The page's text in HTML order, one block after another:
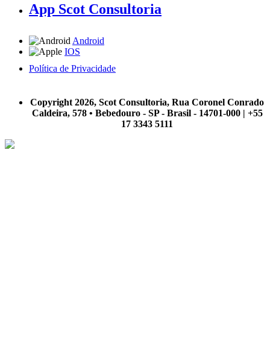
App Scot Consultoria
Android
IOS
Política de Privacidade
Copyright 2026, Scot Consultoria, Rua Coronel Conrado
Caldeira, 578 • Bebedouro - SP - Brasil - 14701-000 | +55
17 3343 5111